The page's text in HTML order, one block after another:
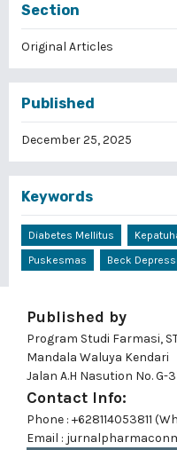
Section
Original Articles
Published
December 25, 2025
Keywords
Diabetes Mellitus
Puskesmas
Beck
Published by
Program Studi Farmasi,
Mandala Waluya Kendari
Jalan A.H Nasution No. G-
Contact Info:
Phone : +628114053811
Email :